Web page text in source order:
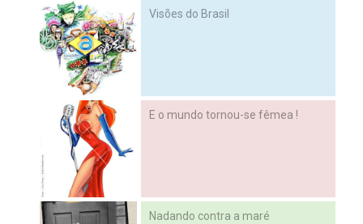
Visões do Brasil
E o mundo tornou-se fêmea !
Nadando contra a maré